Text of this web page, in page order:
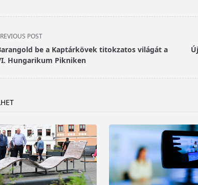
POST
be a Kaptárkövek titokzatos világát a
Hungarikum Pikniken